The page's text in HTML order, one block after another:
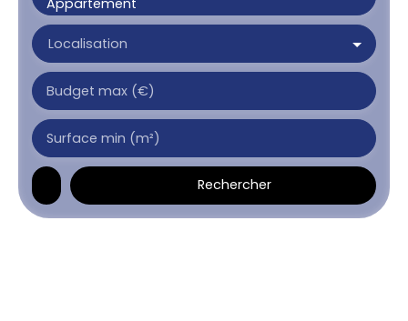
Localisation
Budget max (€)
Surface min (m²)
Rechercher